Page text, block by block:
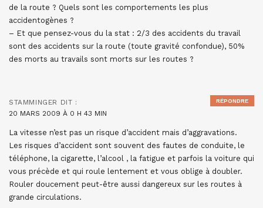
de la route ? Quels sont les comportements les plus
accidentogènes ?
– Et que pensez-vous du la stat : 2/3 des accidents du travail
sont des accidents sur la route (toute gravité confondue), 50%
des morts au travails sont morts sur les routes ?
STAMMINGER DIT :
20 MARS 2009 À 0 H 43 MIN
La vitesse n’est pas un risque d’accident mais d’aggravations.
Les risques d’accident sont souvent des fautes de conduite, le
téléphone, la cigarette, l’alcool , la fatigue et parfois la voiture qui
vous précède et qui roule lentement et vous oblige à doubler.
Rouler doucement peut-être aussi dangereux sur les routes à
grande circulations.
RÉPONDRE